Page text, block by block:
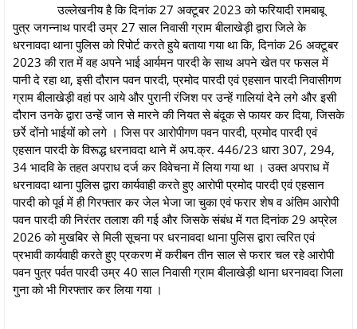
उल्लेखनीय है कि दिनांक 27 अक्‍टूबर 2023 को फरियादी रामबाबू
पुत्र जगन्‍नाथ पारदी उम्र 27 साल निवासी ग्राम बीलाखेड़ी द्वारा जिले के
धरनावदा थाना पुलिस को रिपोर्ट करते हुये बताया गया था कि, दिनांक 26 अक्‍टूबर
2023 की रात में वह अपने भाई आर्यमन पारदी के साथ अपने खेत पर फसल में
पानी दे रहा था, इसी दौरान पवन पारदी, प्रमोद पारदी एवं एहसान पारदी निवासीगण
ग्राम बीलाखेड़ी वहां पर आये और पुरानी रंजिश पर उन्‍हें गालियां देने लगे और इसी
दौरान उनके द्वारा उन्‍हें जान से मारने की नियत से बंदूक से फायर कर दिया, जिसके
छर्रे दोंनो भाईयों को लगे । जिस पर आरोपीगण पवन पारदी, प्रमोद पारदी एवं
एहसान पारदी के विरूद्ध धरनावदा थाने में अप.क्र. 446/23 धारा 307, 294,
34 भादवि के तहत अपराध दर्ज कर विवेचना में लिया गया था । उक्‍त अपराध में
धरनावदा थाना पुलिस द्वारा कार्यवाही करते हुए आरोपी प्रमोद पारदी एवं एहसान
पारदी को पूर्व में ही गिरफ्तार कर जेल भेजा जा चुका एवं फरार शेष व अंतिम आरोपी
पवन पारदी की निरंतर तलाश की गई और जिसके संबंध में गत दिनांक 29 अप्रेल
2026 को मुखबिर से मिली सूचना पर धरनावदा थाना पुलिस द्वारा त्वरित एवं
प्रभावी कार्यवाही करते हुए प्रकरण में करीबन तीन साल से फरार चल रहे आरोपी
पवन पुत्र पर्वत पारदी उम्र 40 साल निवासी ग्राम बीलाखेड़ी थाना धरनावदा जिला
गुना को भी गिरफ्तार कर लिया गया ।